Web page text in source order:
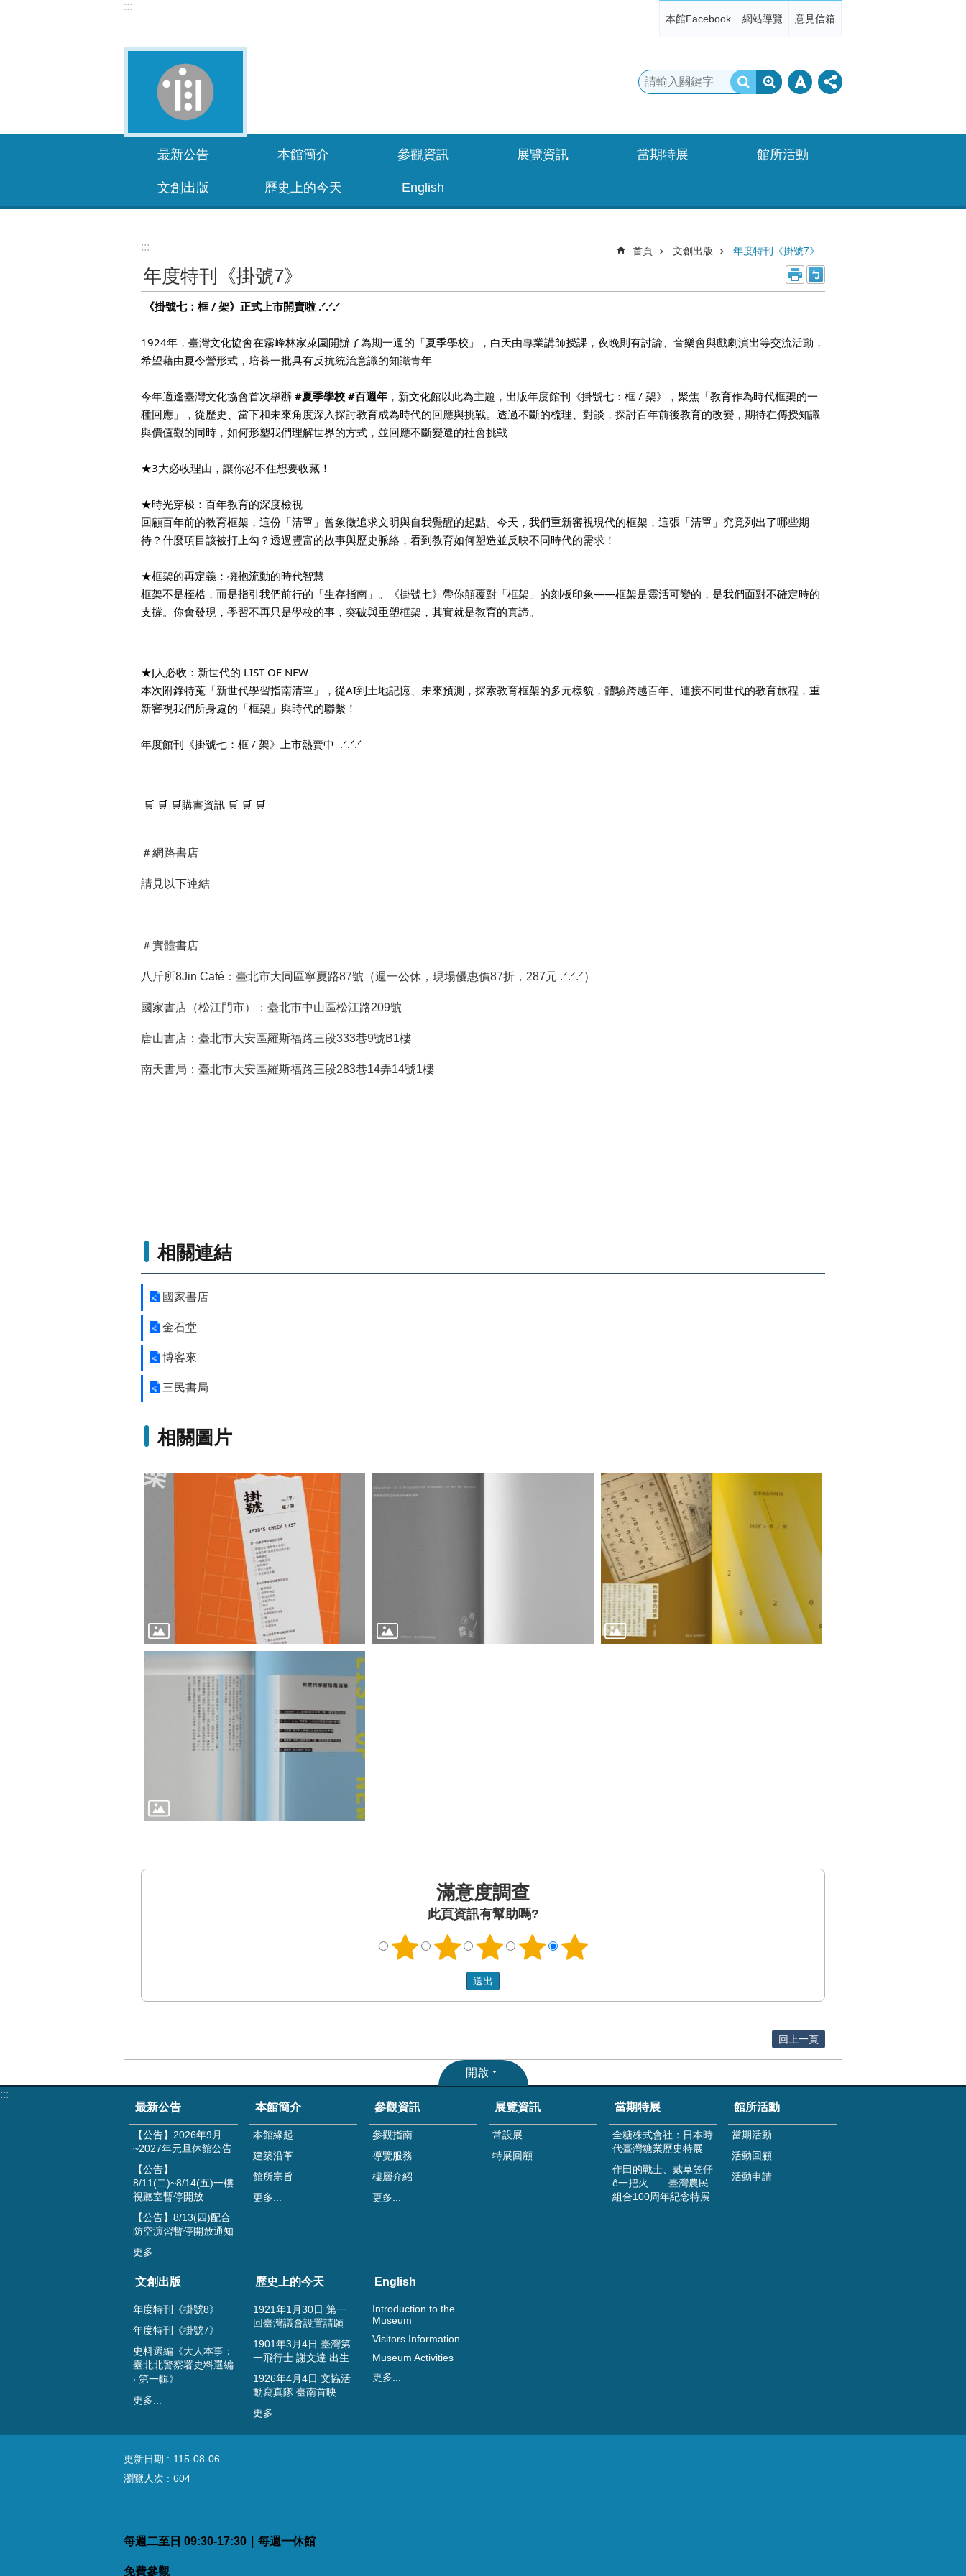
:::
本館Facebook 網站導覽 意見信箱
最新公告 本館簡介 參觀資訊 展覽資訊 當期特展 館所活動
文創出版 歷史上的今天 English
::: 首頁 文創出版 年度特刊《掛號7》
年度特刊《掛號7》
《掛號七：框 / 架》正式上市開賣啦 .ᐟ.ᐟ.ᐟ
1924年，臺灣文化協會在霧峰林家萊園開辦了為期一週的「夏季學校」，白天由專業講師授課，夜晚則有討論、音樂會與戲劇演出等交流活動，
希望藉由夏令營形式，培養一批具有反抗統治意識的知識青年
今年適逢臺灣文化協會首次舉辦 #夏季學校 #百週年 ，新文化館以此為主題，出版年度館刊《掛號七：框 / 架》，聚焦「教育作為時代框架的一
種回應」，從歷史、當下和未來角度深入探討教育成為時代的回應與挑戰。透過不斷的梳理、對談，探討百年前後教育的改變，期待在傳授知識
與價值觀的同時，如何形塑我們理解世界的方式，並回應不斷變遷的社會挑戰
★3大必收理由，讓你忍不住想要收藏！
★時光穿梭：百年教育的深度檢視
回顧百年前的教育框架，這份「清單」曾象徵追求文明與自我覺醒的起點。今天，我們重新審視現代的框架，這張「清單」究竟列出了哪些期
待？什麼項目該被打上勾？透過豐富的故事與歷史脈絡，看到教育如何塑造並反映不同時代的需求！
★框架的再定義：擁抱流動的時代智慧
框架不是桎梏，而是指引我們前行的「生存指南」。《掛號七》帶你顛覆對「框架」的刻板印象——框架是靈活可變的，是我們面對不確定時的
支撐。你會發現，學習不再只是學校的事，突破與重塑框架，其實就是教育的真諦。
★J人必收：新世代的 LIST OF NEW
本次附錄特蒐「新世代學習指南清單」，從AI到土地記憶、未來預測，探索教育框架的多元樣貌，體驗跨越百年、連接不同世代的教育旅程，重
新審視我們所身處的「框架」與時代的聯繫！
年度館刊《掛號七：框 / 架》上市熱賣中  .ᐟ.ᐟ.ᐟ
🛒 🛒 🛒購書資訊 🛒 🛒 🛒
＃網路書店
請見以下連結
＃實體書店
八斤所8Jin Café：臺北市大同區寧夏路87號（週一公休，現場優惠價87折，287元 .ᐟ.ᐟ.ᐟ）
國家書店（松江門市）：臺北市中山區松江路209號
唐山書店：臺北市大安區羅斯福路三段333巷9號B1樓
南天書局：臺北市大安區羅斯福路三段283巷14弄14號1樓
相關連結
國家書店
金石堂
博客來
三民書局
相關圖片
滿意度調查
此頁資訊有幫助嗎?
回上一頁
開啟
:::
最新公告
【公告】2026年9月
~2027年元旦休館公告
【公告】
8/11(二)~8/14(五)一樓
視聽室暫停開放
【公告】8/13(四)配合
防空演習暫停開放通知
更多...
本館簡介
本館緣起
建築沿革
館所宗旨
更多...
參觀資訊
參觀指南
導覽服務
樓層介紹
更多...
展覽資訊
常設展
特展回顧
當期特展
全糖株式會社：日本時
代臺灣糖業歷史特展
作田的戰士、戴草笠仔
ê一把火——臺灣農民
組合100周年紀念特展
館所活動
當期活動
活動回顧
活動申請
文創出版
年度特刊《掛號8》
年度特刊《掛號7》
史料選編《大人本事：
臺北北警察署史料選編
‧ 第一輯》
更多...
歷史上的今天
1921年1月30日 第一
回臺灣議會設置請願
1901年3月4日 臺灣第
一飛行士 謝文達 出生
1926年4月4日 文協活
動寫真隊 臺南首映
更多...
English
Introduction to the
Museum
Visitors Information
Museum Activities
更多...
更新日期
115-08-06
瀏覽人次
604
每週二至日 09:30-17:30｜每週一休館
免費參觀